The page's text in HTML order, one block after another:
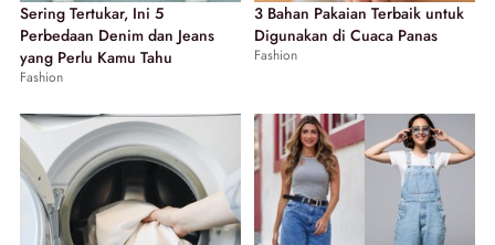
Sering Tertukar, Ini 5
Perbedaan Denim dan Jeans
yang Perlu Kamu Tahu
Fashion
3 Bahan Pakaian Terbaik untuk
Digunakan di Cuaca Panas
Fashion